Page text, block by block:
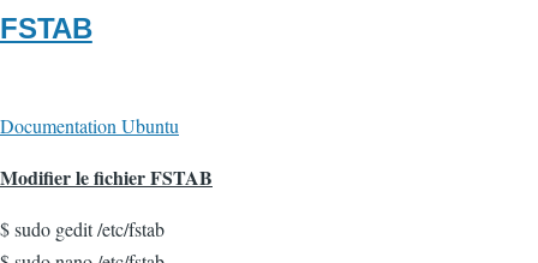
FSTAB
Documentation Ubuntu
Modifier le fichier FSTAB
$ sudo gedit /etc/fstab